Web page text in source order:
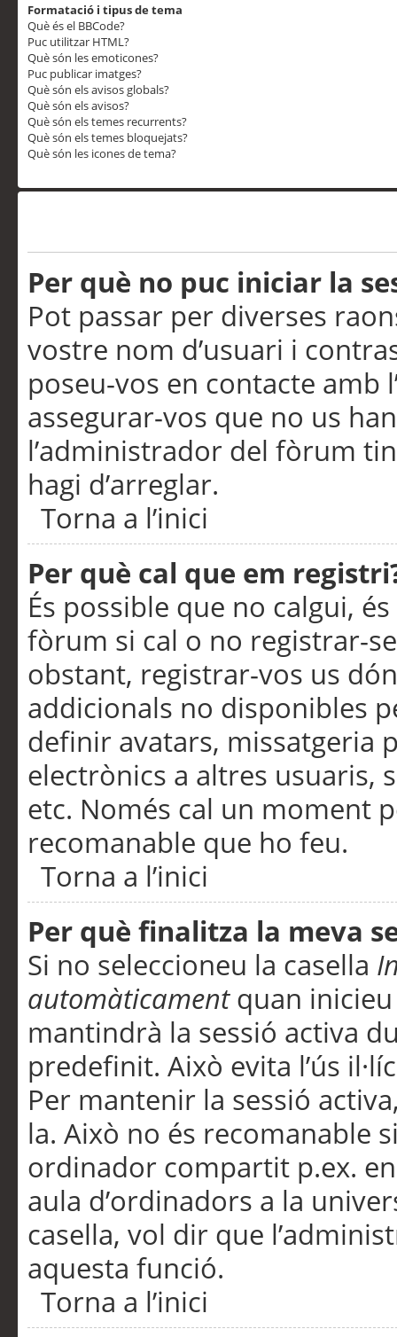
Formatació i tipus de tema
Què és el BBCode?
Puc utilitzar HTML?
Què són les emoticones?
Puc publicar imatges?
Què són els avisos globals?
Què són els avisos?
Què són els temes recurrents?
Què són els temes bloquejats?
Què són les icones de tema?
Per què no puc iniciar la
Pot passar per diverses
vostre nom d’usuari i
poseu-vos en contacte
assegurar-vos que no us
l’administrador del fòrum
hagi d’arreglar.
Torna a l’inici
Per què cal que em
És possible que no calgui,
fòrum si cal o no registrar-
obstant, registrar-vos us
addicionals no disponibles
definir avatars, missatgeria
electrònics a altres usuaris,
etc. Només cal un moment
recomanable que ho feu.
Torna a l’inici
Per què finalitza la meva
Si no seleccioneu la casella
automàticamentquan inicieu
mantindrà la sessió activa
predefinit. Això evita l’ús
Per mantenir la sessió
la. Això no és recomanable
ordinador compartit p.ex.
aula d’ordinadors a la
casella, vol dir que
aquesta funció.
Torna a l’inici